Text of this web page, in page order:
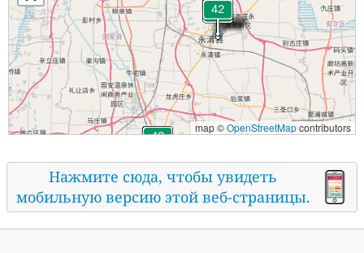
map ©OpenStreetMapcontributors
Нажмите сюда, чтобы увидеть
мобильную версию этой веб-страницы.